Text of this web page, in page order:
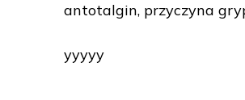
antotalgin, przyczyna
yyyyy